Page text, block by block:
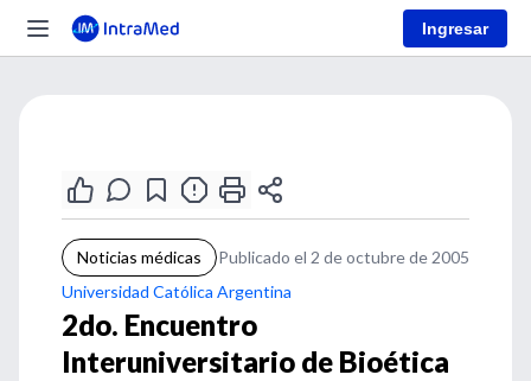
Ingresar
Noticias médicas
Publicado el 2 de octubre de 2005
Universidad Católica Argentina
2do. Encuentro
Interuniversitario de Bioética